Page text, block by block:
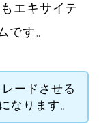
エキサイテ
です。
ードさせる
なります。